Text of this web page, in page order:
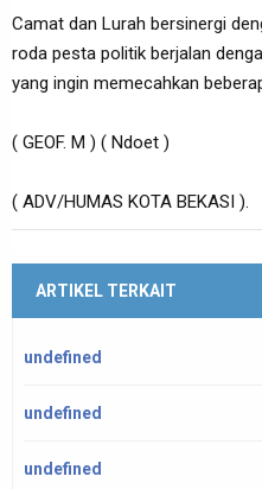
Camat dan Lurah bersinergi
roda pesta politik berjalan
yang ingin memecahkan
( GEOF. M ) ( Ndoet )
( ADV/HUMAS KOTA BEKASI ).
ARTIKEL TERKAIT
undefined
undefined
undefined